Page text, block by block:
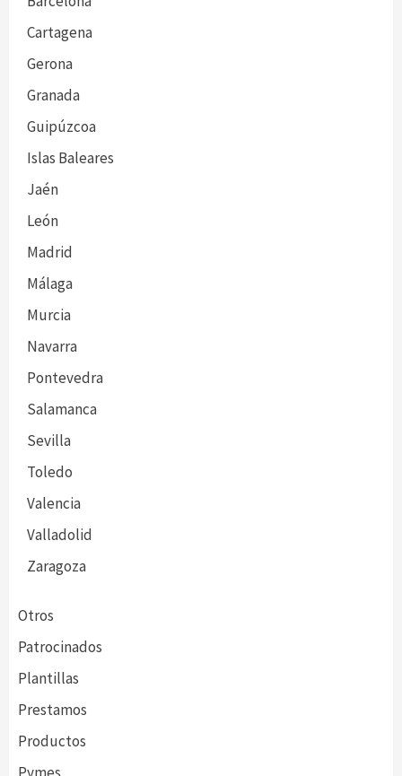
Cartagena
Gerona
Granada
Guipúzcoa
Islas Baleares
Jaén
León
Madrid
Málaga
Murcia
Navarra
Pontevedra
Salamanca
Sevilla
Toledo
Valencia
Valladolid
Zaragoza
Otros
Patrocinados
Plantillas
Prestamos
Productos